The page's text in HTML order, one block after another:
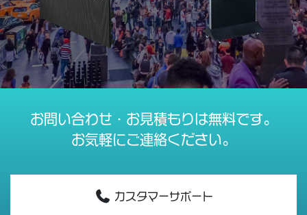
お問い合わせ・お見積もりは無料です。
お気軽にご連絡ください。
カスタマーサポート